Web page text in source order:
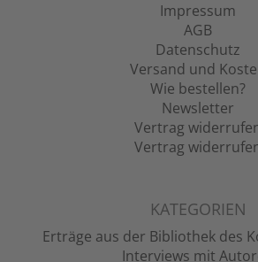
Impressum
AGB
Datenschutz
Versand und
Wie bestellen?
Newsletter
Vertrag
Vertrag
KATEGORIEN
Erträge aus der Bibliothek des
Interviews mit